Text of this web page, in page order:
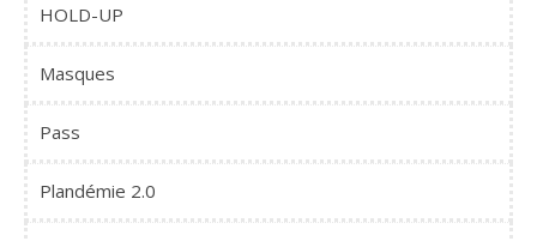
HOLD-UP
Masques
Pass
Plandémie 2.0